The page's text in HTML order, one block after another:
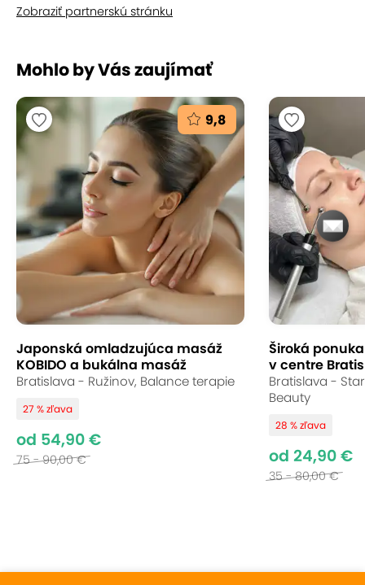
Zobraziť partnerskú stránku
Mohlo by Vás zaujímať
9,8
Japonská omladzujúca masáž
KOBIDO a bukálna masáž
Bratislava - Ružinov, Balance terapie
27 % zľava
od 54,90 €
75 - 90,00 €
Široká
v centre
Bratislava -
Beauty
28 % zľava
od 24,90 €
35 - 80,00 €